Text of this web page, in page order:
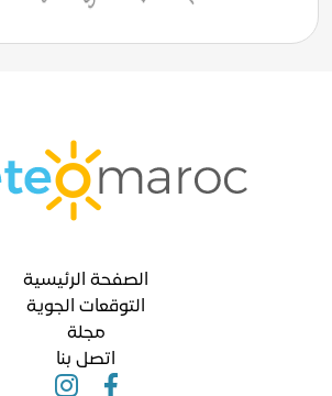
الصفحة الرئيسية
التوقعات الجوية
مجلة
اتصل بنا